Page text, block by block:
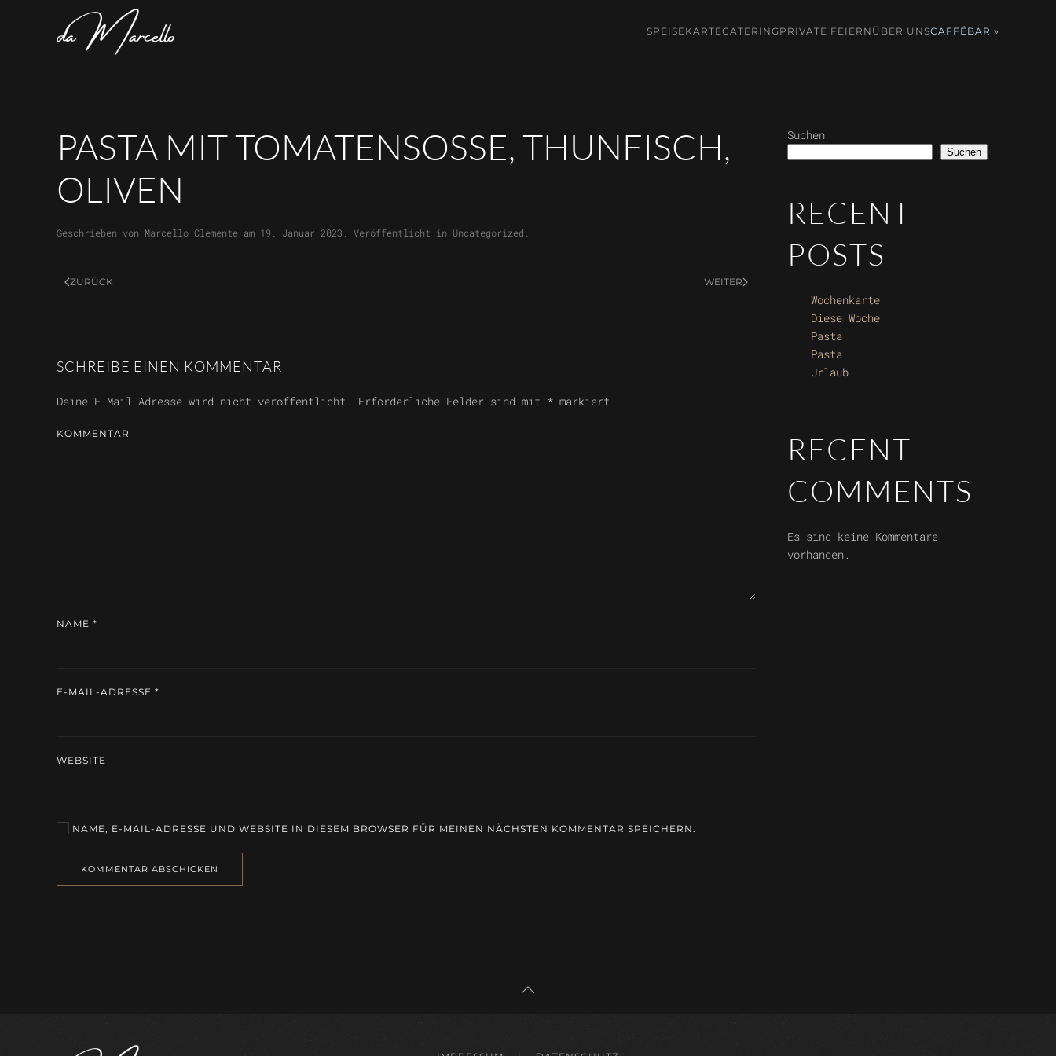
Skip to main content
SPEISEKARTECATERING PRIVATE FEIERN ÜBER UNSCAFFÉBAR »
PASTA MIT TOMATENSOSSE, THUNFISCH, O
LIVEN
Geschrieben von Marcello Clemente am 19. Januar 2023 . Veröffentlicht in Uncategorized
ZURÜCK WEITER
SCHREIBE EINEN KOMMENTAR
Deine E-Mail-Adresse wird nicht veröffentlicht. Erforderliche Felder sind mit * markiert
KOMMENTAR
NAME *
E-MAIL-ADRESSE *
WEBSITE
NAME, E-MAIL-ADRESSE UND WEBSITE IN DIESEM BROWSER FÜR MEINEN NÄCHSTEN KOMMENTAR SPEICHERN.
KOMMENTAR ABSCHICKEN
Suchen
Suchen
RECENT
POSTS
Wochenkarte
Diese Woche
Pasta
Pasta
Urlaub
RECENT
COMMENTS
Es sind keine Kommentare
vorhanden.